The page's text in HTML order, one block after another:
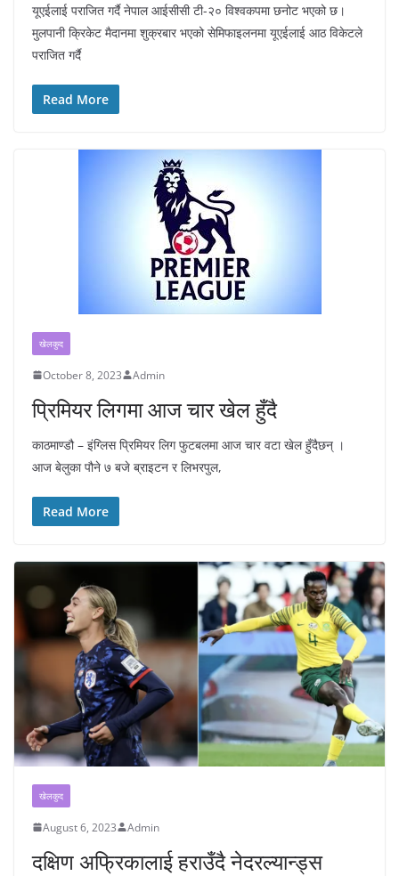
यूएईलाई पराजित गर्दै नेपाल आईसीसी टी-२० विश्वकपमा छनोट भएको छ।
मुलपानी क्रिकेट मैदानमा शुक्रबार भएको सेमिफाइलनमा यूएईलाई आठ विकेटले
पराजित गर्दै
Read More
खेलकुद
October 8, 2023 Admin
प्रिमियर लिगमा आज चार खेल हुँदै
काठमाण्डौ – इंग्लिस प्रिमियर लिग फुटबलमा आज चार वटा खेल हुँदैछन् ।
आज बेलुका पौने ७ बजे ब्राइटन र लिभरपुल,
Read More
खेलकुद
August 6, 2023 Admin
दक्षिण अफ्रिकालाई हराउँदै नेदरल्यान्ड्स